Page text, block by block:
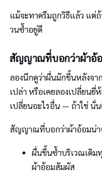
แม้จะทาครีมถูกวิธีแล้ว แต่
วนซ้ำอยู่ดี
สัญญาณที่บอกว่าผ้าอ้
ลองนึกดูว่าผื่นมักขึ้นหลังจา
เปล่า หรือเคยลองเปลี่ยนยี่
เปลี่ยนอะไรอื่น — ถ้าใช่ นั่
สัญญาณที่บอกว่าผ้าอ้อมน่า
ผื่นขึ้นซ้ำบริเวณเดิม
ผ้าอ้อมสัมผัส